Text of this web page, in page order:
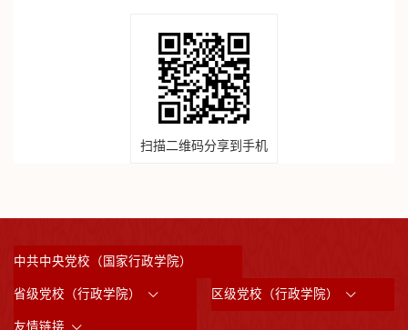
扫描二维码分享到手机
中共中央党校（国家行政学院）
省级党校（行政学院） 区级党校（行政学院）
友情链接